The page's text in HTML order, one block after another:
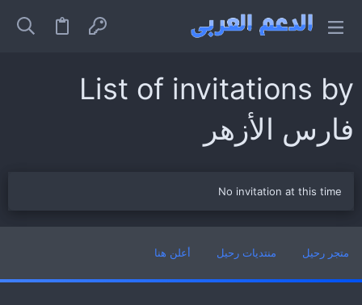
List of invitations by
فارس الأزهر
No invitation at this time
متجر رحيل منتديات رحيل أعلن هنا